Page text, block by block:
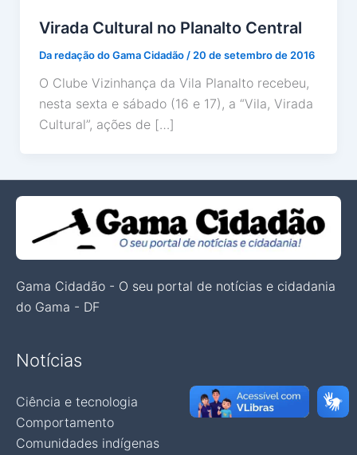
Virada Cultural no Planalto Central
Da redação do Gama Cidadão / 20 de setembro de 2016
O Clube Vizinhança da Vila Planalto recebeu,
nesta sexta e sábado (16 e 17), a “Vila, Virada
Cultural”, ações de […]
Gama Cidadão - O seu portal de notícias e cidadania
do Gama - DF
Notícias
Ciência e tecnologia
Comportamento
Comunidades indígenas